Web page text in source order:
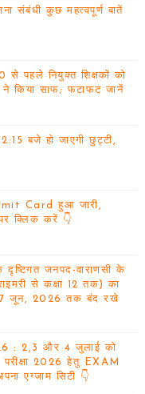
संबंधी कुछ महत्वपूर्ण बातें
पहले नियुक्त शिक्षकों को
ने किया साफ; फटाफट जानें
बजे हो जाएगी छुट्टी,
Card हुआ जारी,
क्लिक करें 👇
जनपद-वाराणसी के
से कक्षा 12 तक) का
जून, 2026 तक बंद रखे
: 2,3 और 4 जुलाई को
2026 हेतु EXAM
एग्जाम सिटी 👇